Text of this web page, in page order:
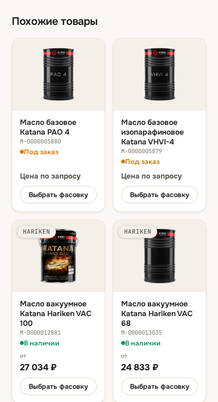
Похожие товары
Масло базовое
Katana PAO 4
М-0000005880
Под заказ
Цена по запросу
Выбрать фасовку
Масло базовое
изопарафиновое
Katana VHVI-4
М-0000005879
Под заказ
Цена по запросу
Выбрать фасовку
HARIKEN
Масло вакуумное
Katana Hariken VAC
100
М-0000012881
В наличии
от
27 034 ₽
Выбрать фасовку
HARIKEN
Масло вакуумное
Katana Hariken VAC
68
М-0000013035
В наличии
от
24 833 ₽
Выбрать фасовку